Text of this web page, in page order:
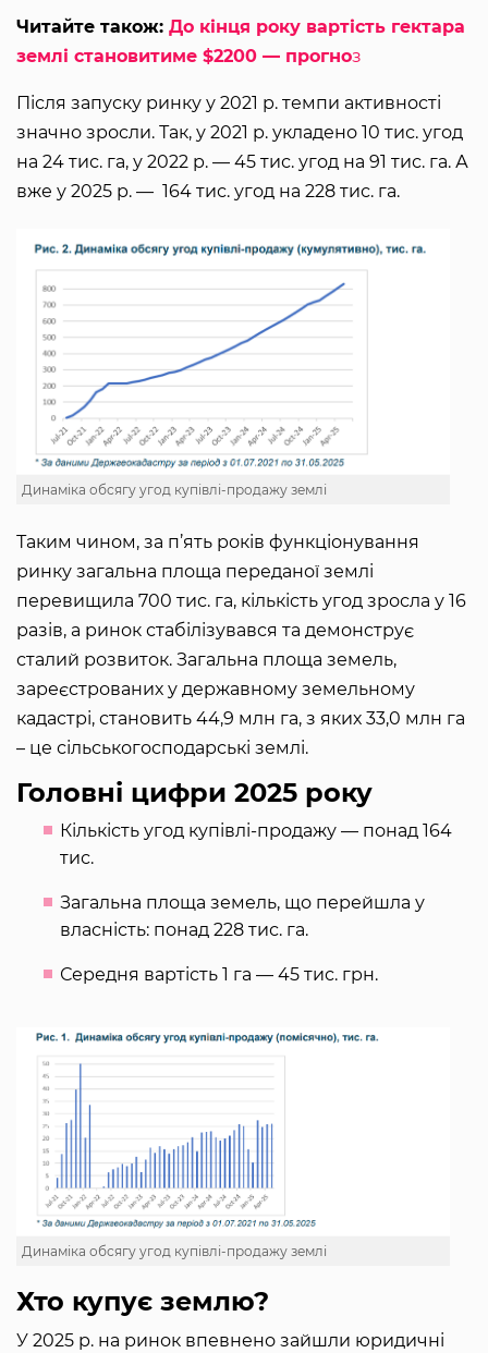
Читайте також: До кінця року вартість гектара
землі становитиме $2200 — прогноз
Після запуску ринку у 2021 р. темпи активності
значно зросли. Так, у 2021 р. укладено 10 тис. угод
на 24 тис. га, у 2022 р. — 45 тис. угод на 91 тис. га. А
вже у 2025 р. — 164 тис. угод на 228 тис. га.
Динаміка обсягу угод купівлі-продажу землі
Таким чином, за п’ять років функціонування
ринку загальна площа переданої землі
перевищила 700 тис. га, кількість угод зросла у 16
разів, а ринок стабілізувався та демонструє
сталий розвиток. Загальна площа земель,
зареєстрованих у державному земельному
кадастрі, становить 44,9 млн га, з яких 33,0 млн га
– це сільськогосподарські землі.
Головні цифри 2025 року
Кількість угод купівлі-продажу — понад 164
тис.
Загальна площа земель, що перейшла у
власність: понад 228 тис. га.
Середня вартість 1 га — 45 тис. грн.
Динаміка обсягу угод купівлі-продажу землі
Хто купує землю?
У 2025 р. на ринок впевнено зайшли юридичні